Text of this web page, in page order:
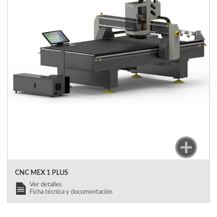
CNC MEX 1 PLUS
Ver detalles
Ficha técnica y documentación